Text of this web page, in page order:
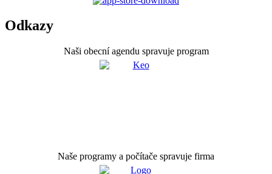
Odkazy
Naši obecní agendu spravuje program
Naše programy a počítače spravuje firma